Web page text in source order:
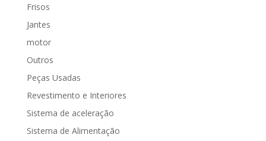
Frisos
Jantes
motor
Outros
Peças Usadas
Revestimento e Interiores
Sistema de aceleração
Sistema de Alimentação